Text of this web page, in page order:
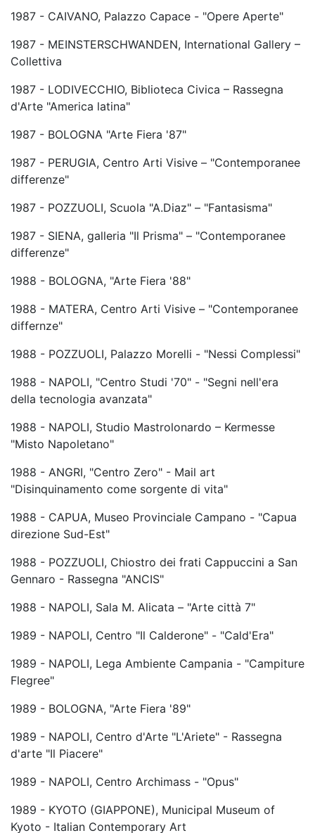
1987 - CAIVANO, Palazzo Capace - "Opere Aperte"
1987 - MEINSTERSCHWANDEN, International Gallery –
Collettiva
1987 - LODIVECCHIO, Biblioteca Civica – Rassegna
d'Arte "America latina"
1987 - BOLOGNA "Arte Fiera '87"
1987 - PERUGIA, Centro Arti Visive – "Contemporanee
differenze"
1987 - POZZUOLI, Scuola "A.Diaz" – "Fantasisma"
1987 - SIENA, galleria "Il Prisma" – "Contemporanee
differenze"
1988 - BOLOGNA, "Arte Fiera '88"
1988 - MATERA, Centro Arti Visive – "Contemporanee
differnze"
1988 - POZZUOLI, Palazzo Morelli - "Nessi Complessi"
1988 - NAPOLI, "Centro Studi '70" - "Segni nell'era
della tecnologia avanzata"
1988 - NAPOLI, Studio Mastrolonardo – Kermesse
"Misto Napoletano"
1988 - ANGRI, "Centro Zero" - Mail art
"Disinquinamento come sorgente di vita"
1988 - CAPUA, Museo Provinciale Campano - "Capua
direzione Sud-Est"
1988 - POZZUOLI, Chiostro dei frati Cappuccini a San
Gennaro - Rassegna "ANCIS"
1988 - NAPOLI, Sala M. Alicata – "Arte città 7"
1989 - NAPOLI, Centro "Il Calderone" - "Cald'Era"
1989 - NAPOLI, Lega Ambiente Campania - "Campiture
Flegree"
1989 - BOLOGNA, "Arte Fiera '89"
1989 - NAPOLI, Centro d'Arte "L'Ariete" - Rassegna
d'arte "Il Piacere"
1989 - NAPOLI, Centro Archimass - "Opus"
1989 - KYOTO (GIAPPONE), Municipal Museum of
Kyoto - Italian Contemporary Art